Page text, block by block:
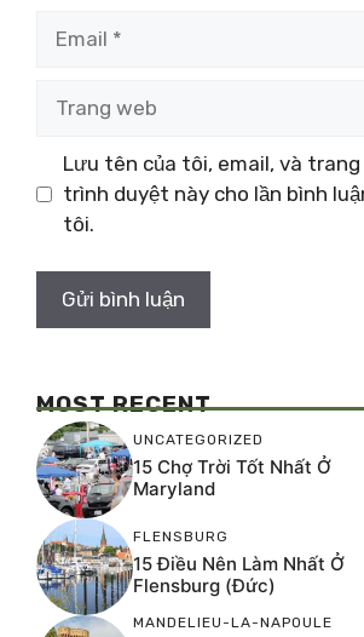
Lưu tên của tôi, email, và
trình duyệt này cho lần bình
tôi.
MOST RECENT
UNCATEGORIZED
15 Chợ Trời Tốt Nhất Ở
Maryland
FLENSBURG
15 Điều Nên Làm Nhất Ở
Flensburg (Đức)
MANDELIEU-LA-NAPOULE